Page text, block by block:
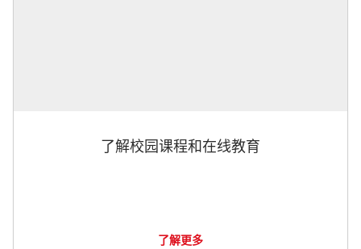
了解校园课程和在线教育
了解更多